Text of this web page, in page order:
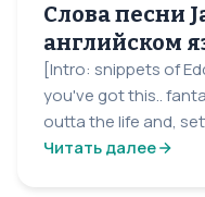
Слова песни
английском
[Intro: snippets of
you've got this..
outta the life and,
Читать далее